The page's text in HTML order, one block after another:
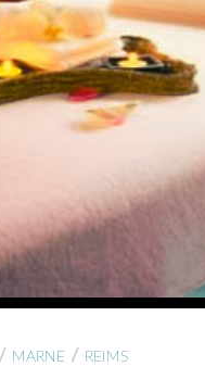
/ MARNE / REIMS